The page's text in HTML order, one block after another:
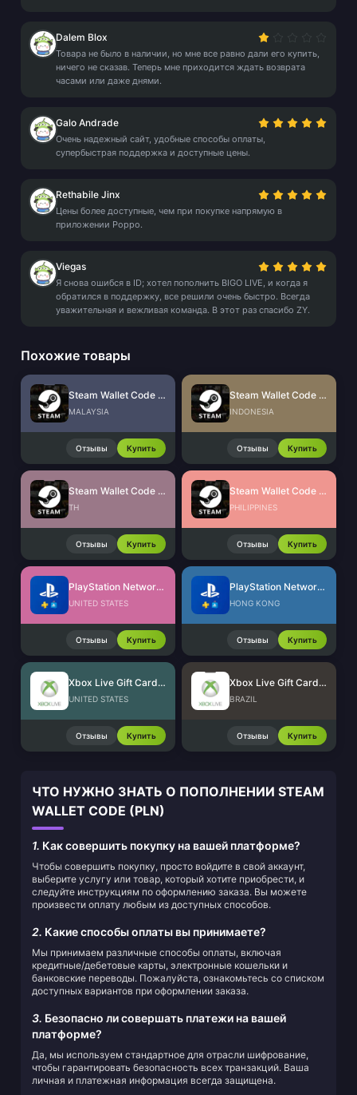
Dalem Blox
Товара не было в наличии, но мне все равно дали его купить,
ничего не сказав. Теперь мне приходится ждать возврата
часами или даже днями.
Galo Andrade
Очень надежный сайт, удобные способы оплаты,
супербыстрая поддержка и доступные цены.
Rethabile Jinx
Цены более доступные, чем при покупке напрямую в
приложении Poppo.
Viegas
Я снова ошибся в ID; хотел пополнить BIGO LIVE, и когда я
обратился в поддержку, все решили очень быстро. Всегда
уважительная и вежливая команда. В этот раз спасибо ZY.
Похожие товары
Steam Wallet Code (MYR)
MALAYSIA
Отзывы Купить
Steam Wallet Code (IDR)
INDONESIA
Отзывы Купить
Steam Wallet Code (THB)
TH
Отзывы Купить
Steam Wallet Code (PHP)
PHILIPPINES
Отзывы Купить
PlayStation Network Card (US)
UNITED STATES
Отзывы Купить
PlayStation Network Card (HK)
HONG KONG
Отзывы Купить
Xbox Live Gift Card (US)
UNITED STATES
Отзывы Купить
Xbox Live Gift Card (BR)
BRAZIL
Отзывы Купить
ЧТО НУЖНО ЗНАТЬ О ПОПОЛНЕНИИ STEAM
WALLET CODE (PLN)
1. Как совершить покупку на вашей платформе?
Чтобы совершить покупку, просто войдите в свой аккаунт,
выберите услугу или товар, который хотите приобрести, и
следуйте инструкциям по оформлению заказа. Вы можете
произвести оплату любым из доступных способов.
2. Какие способы оплаты вы принимаете?
Мы принимаем различные способы оплаты, включая
кредитные/дебетовые карты, электронные кошельки и
банковские переводы. Пожалуйста, ознакомьтесь со списком
доступных вариантов при оформлении заказа.
3. Безопасно ли совершать платежи на вашей
платформе?
Да, мы используем стандартное для отрасли шифрование,
чтобы гарантировать безопасность всех транзакций. Ваша
личная и платежная информация всегда защищена.